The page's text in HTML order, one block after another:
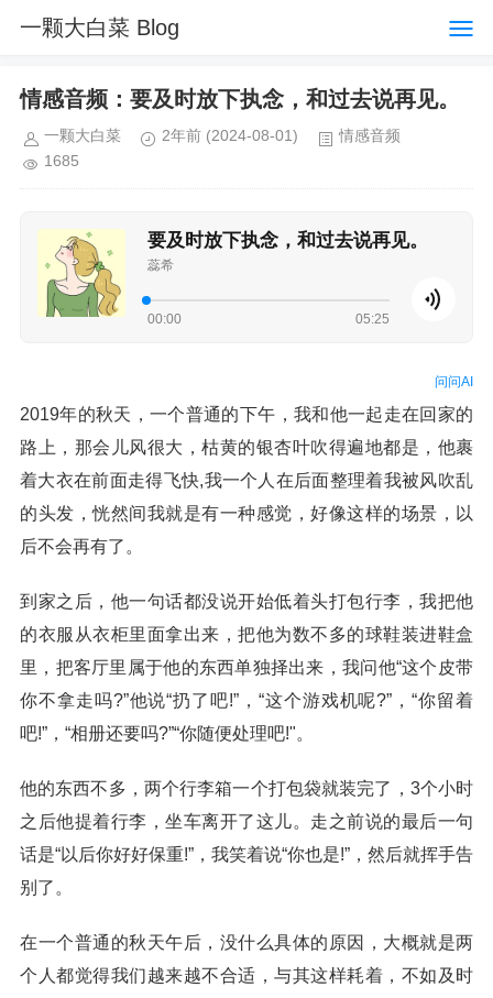
一颗大白菜 Blog
情感音频：要及时放下执念，和过去说再见。
一颗大白菜 2年前 (2024-08-01)
情感音频
1685
要及时放下执念，和过去说再见。
蕊希
00:00 05:25
问问AI
2019年的秋天，一个普通的下午，我和他一起走在回家的
路上，那会儿风很大，枯黄的银杏叶吹得遍地都是，他裹
着大衣在前面走得飞快,我一个人在后面整理着我被风吹乱
的头发，恍然间我就是有一种感觉，好像这样的场景，以
后不会再有了。
到家之后，他一句话都没说开始低着头打包行李，我把他
的衣服从衣柜里面拿出来，把他为数不多的球鞋装进鞋盒
里，把客厅里属于他的东西单独择出来，我问他“这个皮带
你不拿走吗?”他说“扔了吧!”，“这个游戏机呢?”，“你留着
吧!”，“相册还要吗?”“你随便处理吧!"。
他的东西不多，两个行李箱一个打包袋就装完了，3个小时
之后他提着行李，坐车离开了这儿。走之前说的最后一句
话是“以后你好好保重!”，我笑着说“你也是!”，然后就挥手告
别了。
在一个普通的秋天午后，没什么具体的原因，大概就是两
个人都觉得我们越来越不合适，与其这样耗着，不如及时